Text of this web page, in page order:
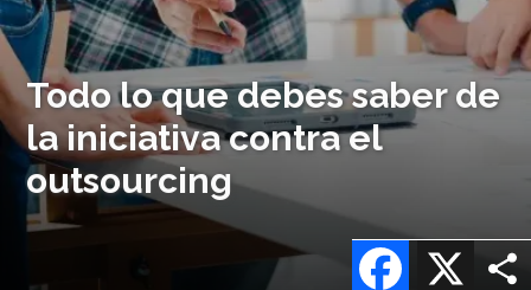
Todo lo que debes saber de
la iniciativa contra el
outsourcing
X
Facebook